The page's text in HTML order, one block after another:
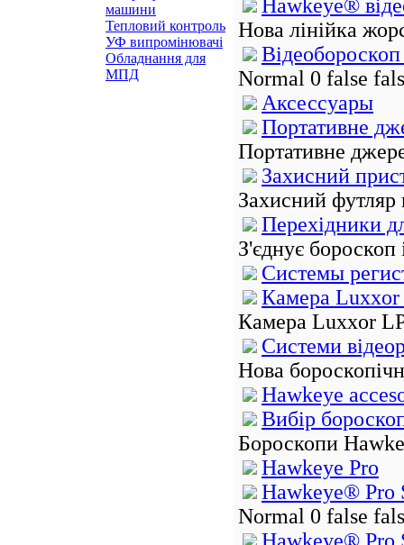
машини
Тепловий контроль
УФ випромінювачі
Обладнання для
МПД
Hawkeye®
Нова лінійка
Normal 0 false
Аксессуары
Портативне
Портативне
Захисний
Захисний футляр
Перехідники
З'єднує бороскоп
Системы
Камера Luxxor
Камера Luxxor
Системи
Нова
Hawkeye
Вибір
Бороскопи
Hawkeye Pro
Hawkeye® Pro
Normal 0 false